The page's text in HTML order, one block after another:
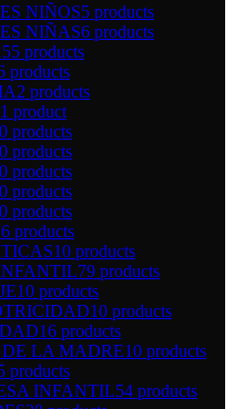
NIÑOS5 products
NIÑAS6 products
products
products
2 products
1 product
0 products
0 products
0 products
0 products
0 products
products
10 products
79 products
10 products
10 products
16 products
LA MADRE10 products
products
INFANTIL54 products